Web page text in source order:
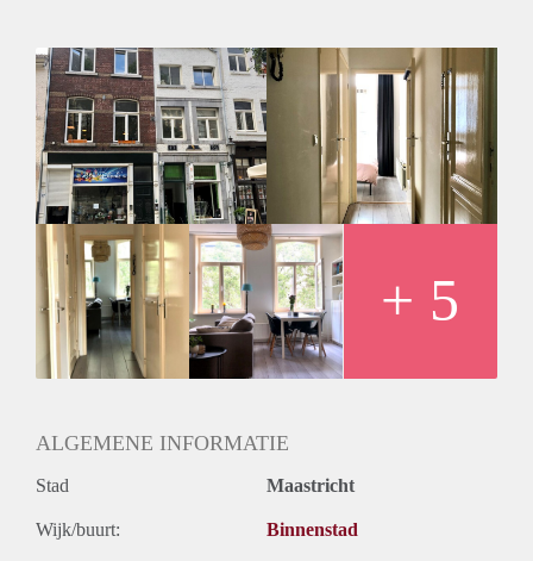
De keurige badkamer is v.v. een douchecabine, wastafel en
toilet. Er is een separate berging met witgoedaansluiting.
Het gehele appartement is v.v. een nette laminaatvloer.
Huurprijs 750,- excl. G/W/E. Waarborgsom gelijk aan 1
maand huur.
+ 5
ALGEMENE INFORMATIE
Stad Maastricht
Wijk/buurt: Binnenstad